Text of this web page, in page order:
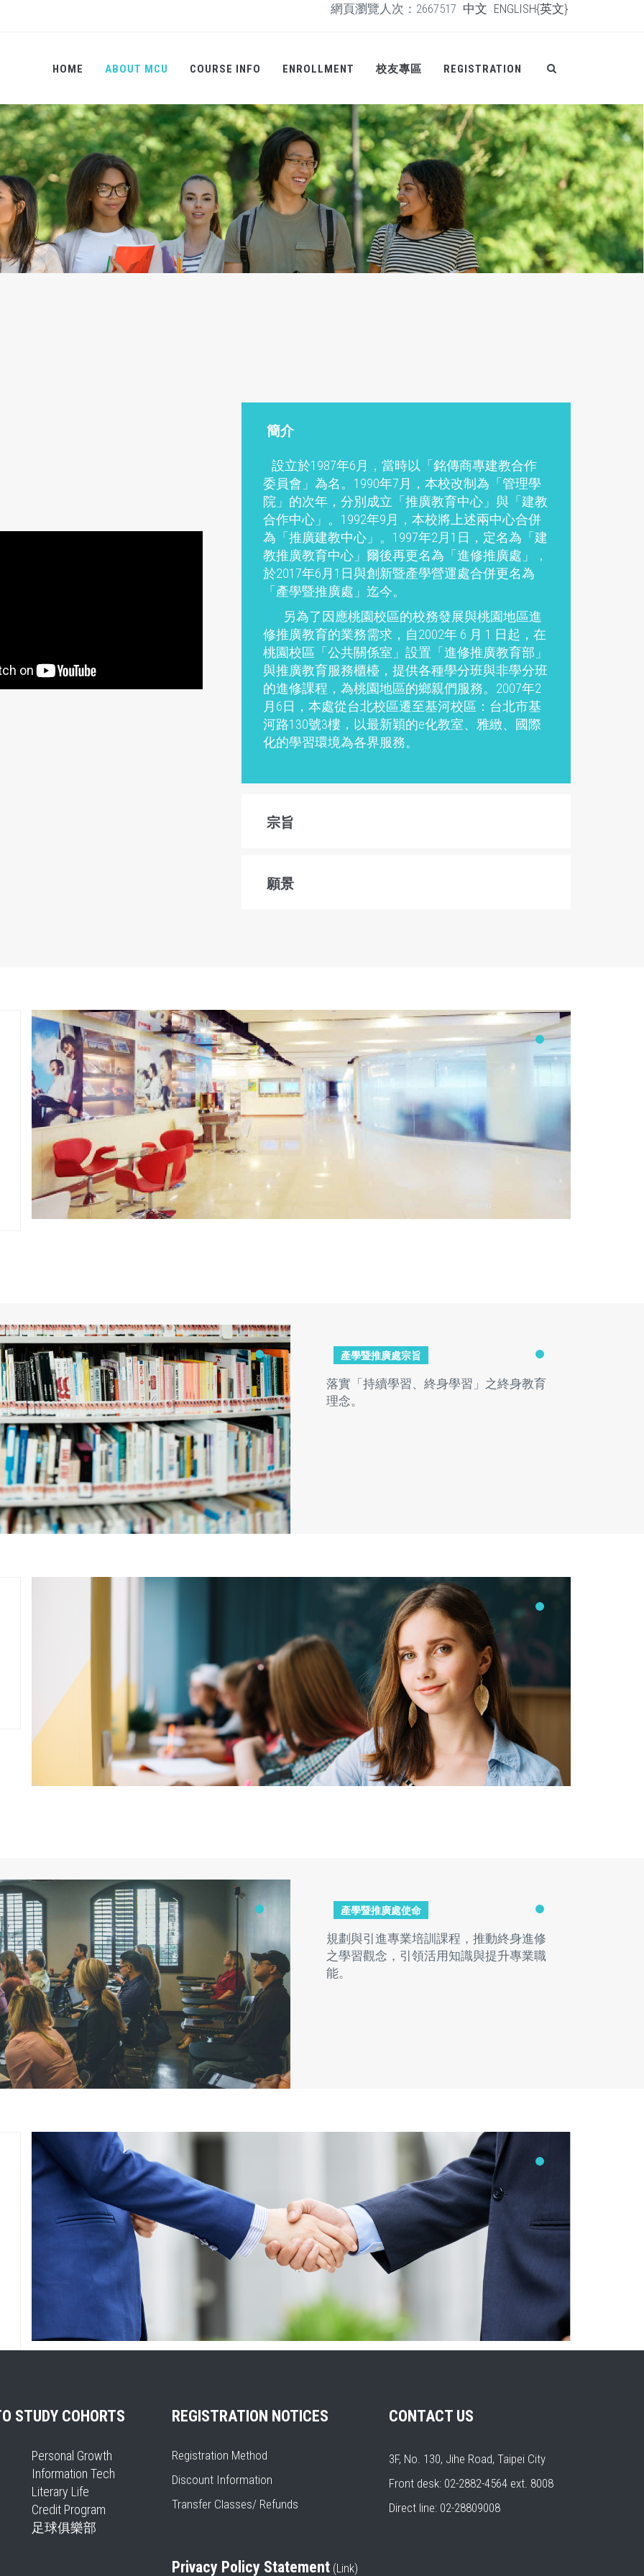
網頁瀏覽人次：2667517 中文 ENGLISH{英文}
HOME ABOUT MCU COURSE INFO ENROLLMENT 校友專區 REGISTRATION
簡介
設立於1987年6月，當時以「銘傳商專建教合作
委員會」為名。1990年7月，本校改制為「管理學
院」的次年，分別成立「推廣教育中心」與「建教
合作中心」。1992年9月，本校將上述兩中心合併
為「推廣建教中心」。1997年2月1日，定名為「建
教推廣教育中心」爾後再更名為「進修推廣處」，
於2017年6月1日與創新暨產學營運處合併更名為
「產學暨推廣處」迄今。
另為了因應桃園校區的校務發展與桃園地區進
修推廣教育的業務需求，自2002年 6 月 1 日起，在
桃園校區「公共關係室」設置「進修推廣教育部」
與推廣教育服務櫃檯，提供各種學分班與非學分班
的進修課程，為桃園地區的鄉親們服務。2007年2
月6日，本處從台北校區遷至基河校區：台北市基
河路130號3樓，以最新穎的e化教室、雅緻、國際
化的學習環境為各界服務。
宗旨
願景
設立於1987年6月，當時以「銘傳商專建教
合作委員會」為名。1990年7月，本校改制
為「管理學院」的次年，分別成立「推廣
教育中心」與「建教合作中心」。1992年9
月，本校將上述兩中心合併為「推廣建教
中心」。1997年2月1日，定名為「建教推
廣教育中心」爾後再更名為「進修推廣
處」，於2017年6月1日與創新暨產學營運
處合併更名為「產學暨推廣處」迄今。
產學暨推廣處宗旨
落實「持續學習、終身學習」之終身教育
理念。
落實「持續學習、終身學習」之終身教育
理念。
能訓練與社區教育」中心，落實本校之
「人之兒女、己之兒女」的辦學理念，與
追求「卓越化、專業化、國際化」之辦學
目標 。
產學暨推廣處使命
規劃與引進專業培訓課程，推動終身進修
之學習觀念，引領活用知識與提升專業職
能。
規劃與引進專業培訓課程，推動終身進修
之學習觀念，引領活用知識與提升專業職
能。
為落實本校之願景與使命，配合內外在環
境情勢，研議重點執行策略：
針對特定專業族群，引進優質課程，
提升專業職能
發展專業技能課程，協助在校學生取
得證照，順利進入職場
營造學員共同學習與參與交流之學習
環境，建立終身學習社群
STUDY COHORTS
Personal Growth
Information Tech
Literary Life
Credit Program
足球俱樂部
REGISTRATION NOTICES
Registration Method
Discount Information
Transfer Classes/ Refunds
CONTACT US
3F, No. 130, Jihe Road, Taipei City
Front desk: 02-2882-4564 ext. 8008
Direct line: 02-28809008
Privacy Policy Statement(Link)